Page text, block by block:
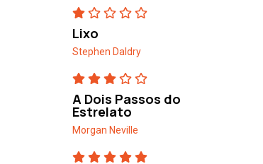
Lixo
Stephen Daldry
A Dois Passos do
Estrelato
Morgan Neville